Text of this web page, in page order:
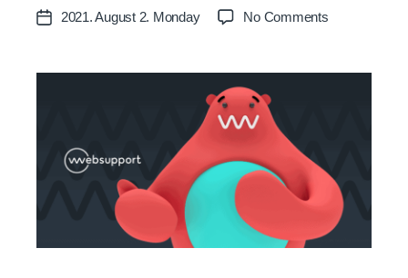
author
Post2021. August 2. Monday No Commentson
mostantól